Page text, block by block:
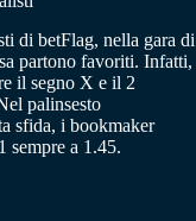
di betFlag, nella gara di
partono favoriti. Infatti,
il segno X e il 2
palinsesto
sfida, i bookmaker
sempre a 1.45.